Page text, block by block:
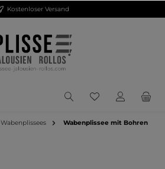
Kostenloser Versand
Wabenplissees Wabenplissee mit Bohren